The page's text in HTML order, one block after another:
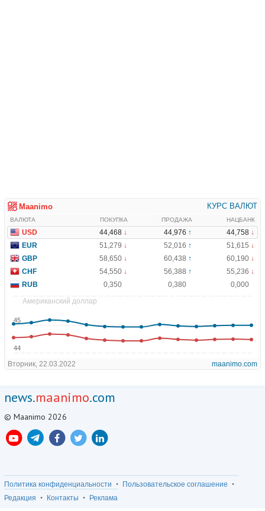
news.maanimo.com
© Maanimo 2026
Политика конфиденциальности
Пользовательское соглашение
Редакция
Контакты Реклама